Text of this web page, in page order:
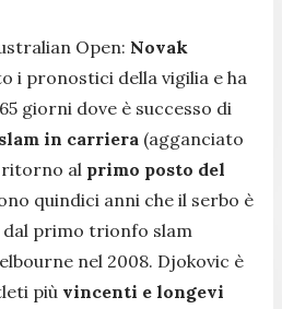
Open: Novak
i pronostici della vigilia e ha
giorni dove è successo di
in carriera (agganciato
ritorno al primo posto del
quindici anni che il serbo è
dal primo trionfo slam
nel 2008. Djokovic è
più vincenti e longevi